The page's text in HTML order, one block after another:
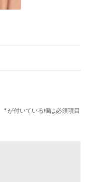
*が付いている欄は必須項目